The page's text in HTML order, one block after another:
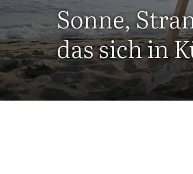
Sonne,
das sich in